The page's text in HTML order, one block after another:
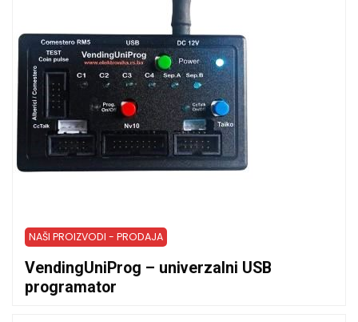
NAŠI PROIZVODI - PRODAJA
VendingUniProg – univerzalni USB
programator